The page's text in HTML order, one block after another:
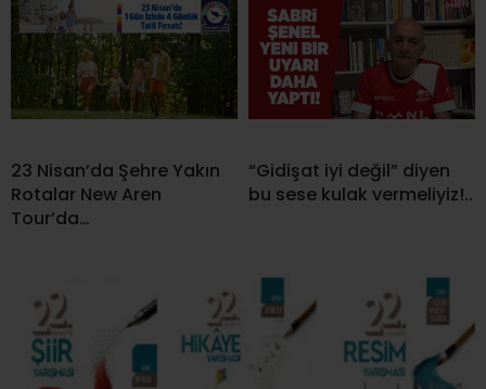
23 Nisan’da Şehre Yakın
Rotalar New Aren
Tour’da…
“Gidişat iyi değil” diyen
bu sese kulak vermeliyiz!..